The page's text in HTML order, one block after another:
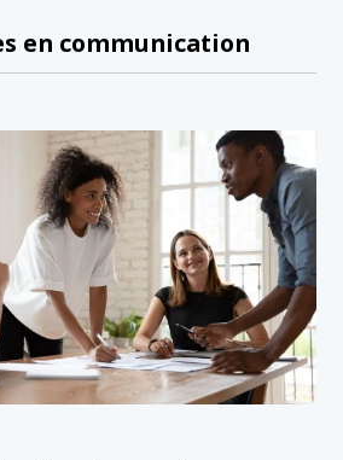
en communication